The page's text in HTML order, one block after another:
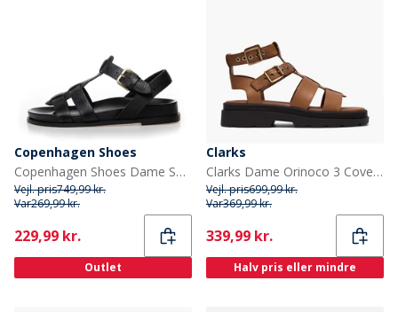
Copenhagen Shoes
Copenhagen Shoes Dame Sandaler Sort
Vejl. pris749,99 kr.
Var269,99 kr.
Current
229,99 kr.
Outlet
Clarks
Clarks Dame Orinoco 3 Cove Sandaler Tan Leather
Vejl. pris699,99 kr.
Var369,99 kr.
Current
339,99 kr.
Halv pris eller mindre